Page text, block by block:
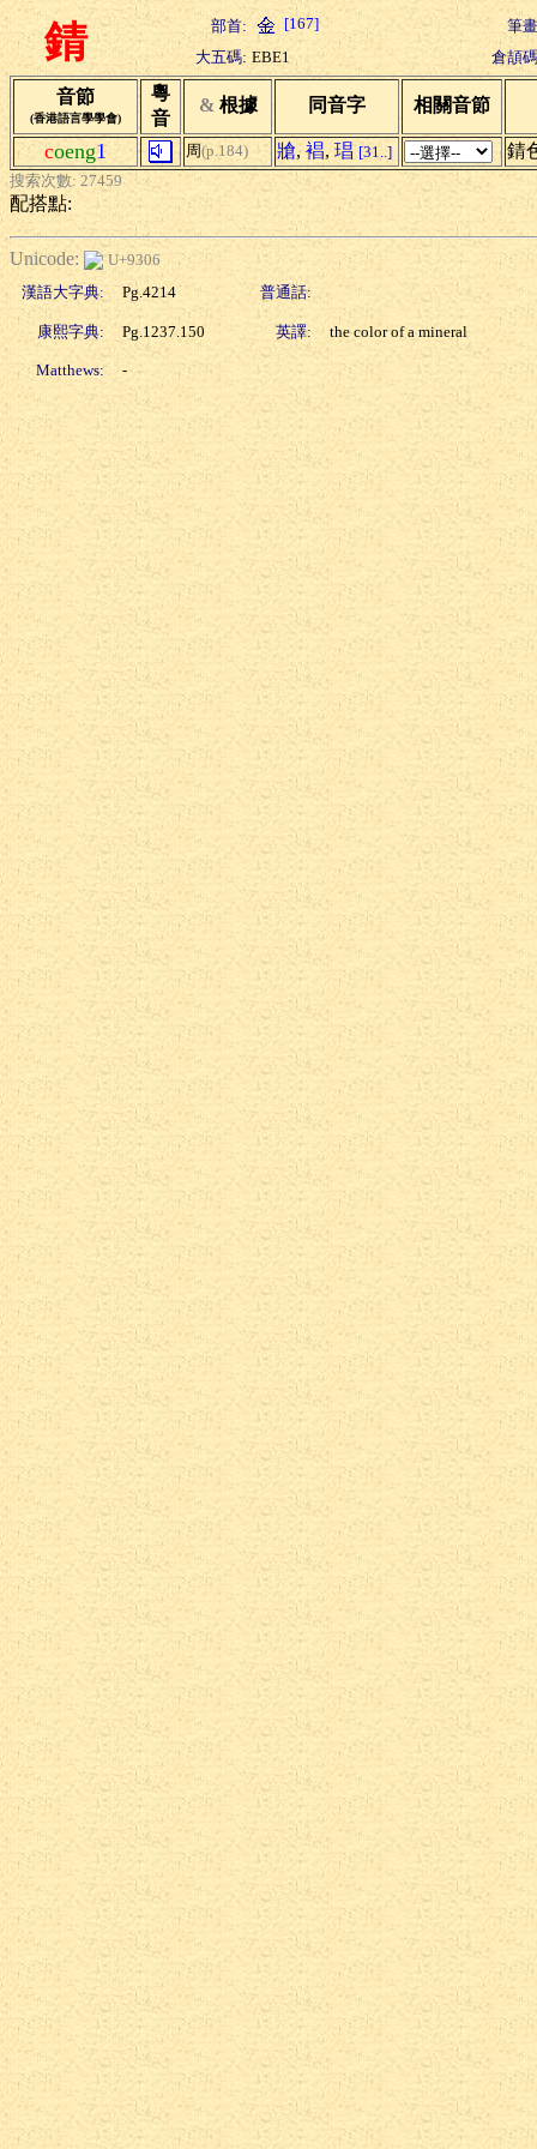
錆 部首: [167]
筆
大五碼: EBE1 倉頡
音節
(香港語言學學會)
粵
音
& 根據 同音字 相關音節
coeng1 周(p.184) 牄, 裮, 琩 [31..] 錆
搜索次數: 27459
配搭點:
Unicode:
U+9306
漢語大字典:
Pg.4214 普通話:
康熙字典: Pg.1237.150 英譯: the color of a mineral
Matthews: -